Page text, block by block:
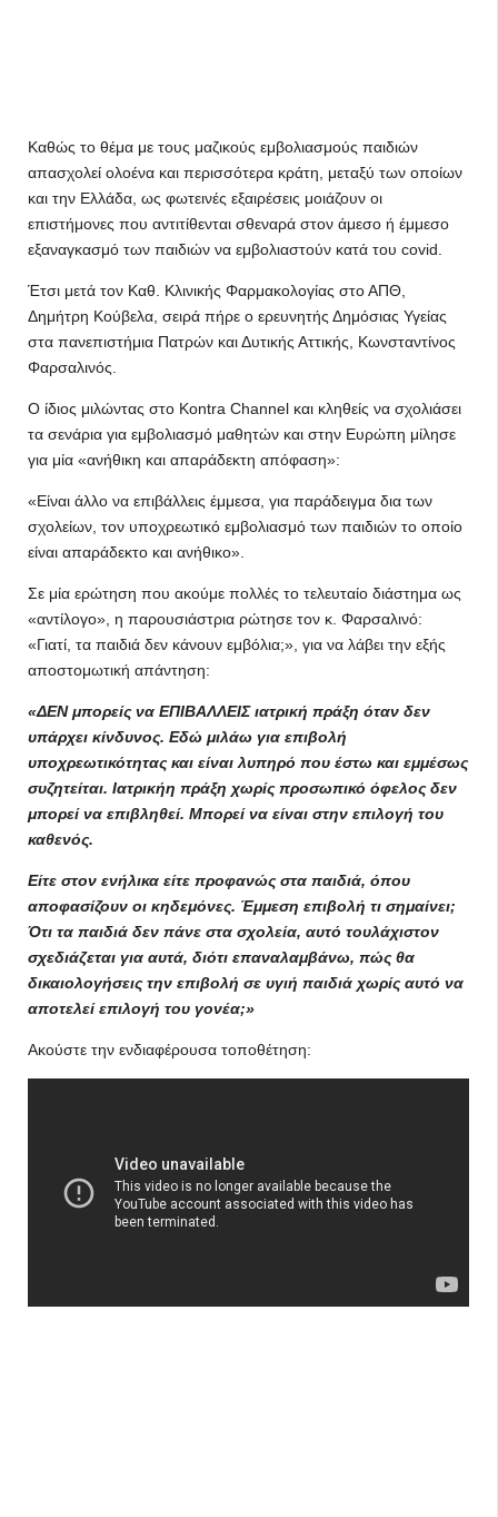
Καθώς το θέμα με τους μαζικούς εμβολιασμούς παιδιών
απασχολεί ολοένα και περισσότερα κράτη, μεταξύ των οποίων
και την Ελλάδα, ως φωτεινές εξαιρέσεις μοιάζουν οι
επιστήμονες που αντιτίθενται σθεναρά στον άμεσο ή έμμεσο
εξαναγκασμό των παιδιών να εμβολιαστούν κατά του covid.
Έτσι μετά τον Καθ. Κλινικής Φαρμακολογίας στο ΑΠΘ,
Δημήτρη Κούβελα, σειρά πήρε ο ερευνητής Δημόσιας Υγείας
στα πανεπιστήμια Πατρών και Δυτικής Αττικής, Κωνσταντίνος
Φαρσαλινός.
Ο ίδιος μιλώντας στο Kontra Channel και κληθείς να σχολιάσει
τα σενάρια για εμβολιασμό μαθητών και στην Ευρώπη μίλησε
για μία «ανήθικη και απαράδεκτη απόφαση»:
«Είναι άλλο να επιβάλλεις έμμεσα, για παράδειγμα δια των
σχολείων, τον υποχρεωτικό εμβολιασμό των παιδιών το οποίο
είναι απαράδεκτο και ανήθικο».
Σε μία ερώτηση που ακούμε πολλές το τελευταίο διάστημα ως
«αντίλογο», η παρουσιάστρια ρώτησε τον κ. Φαρσαλινό:
«Γιατί, τα παιδιά δεν κάνουν εμβόλια;», για να λάβει την εξής
αποστομωτική απάντηση:
«ΔΕΝ μπορείς να ΕΠΙΒΑΛΛΕΙΣ ιατρική πράξη όταν δεν
υπάρχει κίνδυνος. Εδώ μιλάω για επιβολή
υποχρεωτικότητας και είναι λυπηρό που έστω και εμμέσως
συζητείται. Ιατρικήη πράξη χωρίς προσωπικό όφελος δεν
μπορεί να επιβληθεί. Μπορεί να είναι στην επιλογή του
καθενός.
Είτε στον ενήλικα είτε προφανώς στα παιδιά, όπου
αποφασίζουν οι κηδεμόνες. Έμμεση επιβολή τι σημαίνει;
Ότι τα παιδιά δεν πάνε στα σχολεία, αυτό τουλάχιστον
σχεδιάζεται για αυτά, διότι επαναλαμβάνω, πώς θα
δικαιολογήσεις την επιβολή σε υγιή παιδιά χωρίς αυτό να
αποτελεί επιλογή του γονέα;»
Ακούστε την ενδιαφέρουσα τοποθέτηση: